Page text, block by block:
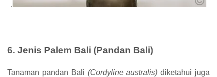
.
6. Jenis Palem Bali (Pandan Bali)
Tanaman pandan Bali (Cordyline australis) diketahui juga